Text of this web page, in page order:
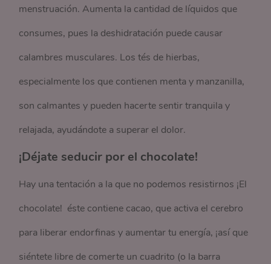
menstruación. Aumenta la cantidad de líquidos que
consumes, pues la deshidratación puede causar
calambres musculares. Los tés de hierbas,
especialmente los que contienen menta y manzanilla,
son calmantes y pueden hacerte sentir tranquila y
relajada, ayudándote a superar el dolor.
¡Déjate seducir por el chocolate!
Hay una tentación a la que no podemos resistirnos ¡El
chocolate! éste contiene cacao, que activa el cerebro
para liberar endorfinas y aumentar tu energía, ¡así que
siéntete libre de comerte un cuadrito (o la barra